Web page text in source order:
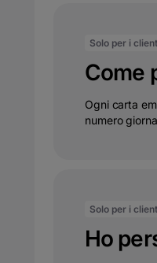
Solo per i
Come
Ogni carta
numero
Solo per i
Ho